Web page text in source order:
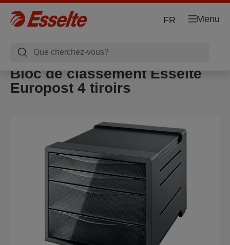
Menu
FR
Bloc de classement Esselte
Europost 4 tiroirs